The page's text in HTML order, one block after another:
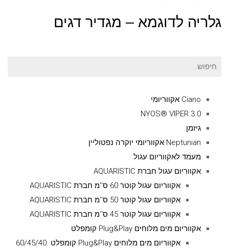
לדוגמא
גלריה לדוגמא – מגדיר דגים
חיפוש
Ciano אקווריומי
NYOS® VIPER 3.0
גיזמן
Neptunian אקווריומי יוקרה נפטוליין
מעמד לאקווריום עגול
אקווריום עגול חברת AQUARISTIC
אקווריום עגול קוטר 60 ס''מ חברת AQUARISTIC
אקווריום עגול קוטר 50 ס''מ חברת AQUARISTIC
אקווריום עגול קוטר 45 ס''מ חברת AQUARISTIC
אקווריום מים מלוחים Plug&Play קומפלט
אקווריום מים מלוחים Plug&Play קומפלט .60/45/40